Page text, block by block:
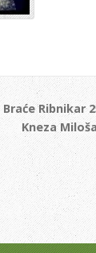
Braće Ribnikar
Kneza